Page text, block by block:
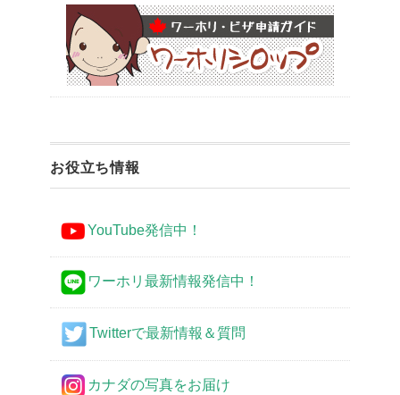
お役立ち情報
YouTube発信中！
ワーホリ最新情報発信中！
Twitterで最新情報＆質問
カナダの写真をお届け